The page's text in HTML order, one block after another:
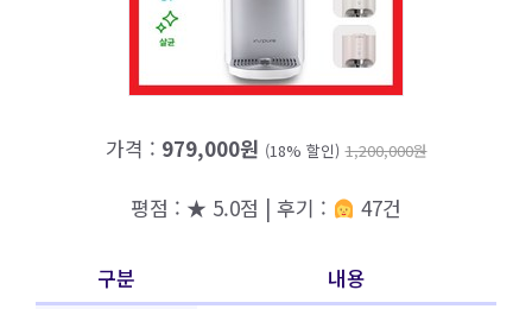
가격 : 979,000원 (18% 할인) 1,200,000원
평점 : ★ 5.0점 | 후기 : 47건
구분
내용